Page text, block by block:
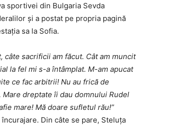
sportivei din Bulgaria Sevda
şi a postat pe propria pagină
sa la Sofia.
sacrificii am făcut. Cât am muncit
la fel mi s-a întâmplat. M-am apucat
ce fac arbitrii! Nu au frică de
dreptate îi dau domnului Rudel
mare! Mă doare sufletul rău!”
Din câte se pare, Steluţa